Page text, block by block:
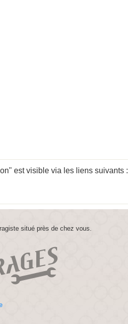
est visible via les liens suivants :
situé près de chez vous.